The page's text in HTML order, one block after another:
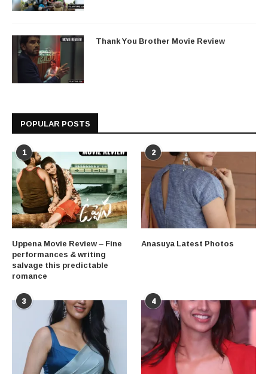
Thank You Brother Movie Review
POPULAR POSTS
1
Uppena Movie Review – Fine
performances & writing
salvage this predictable
romance
2
Anasuya Latest Photos
3 4